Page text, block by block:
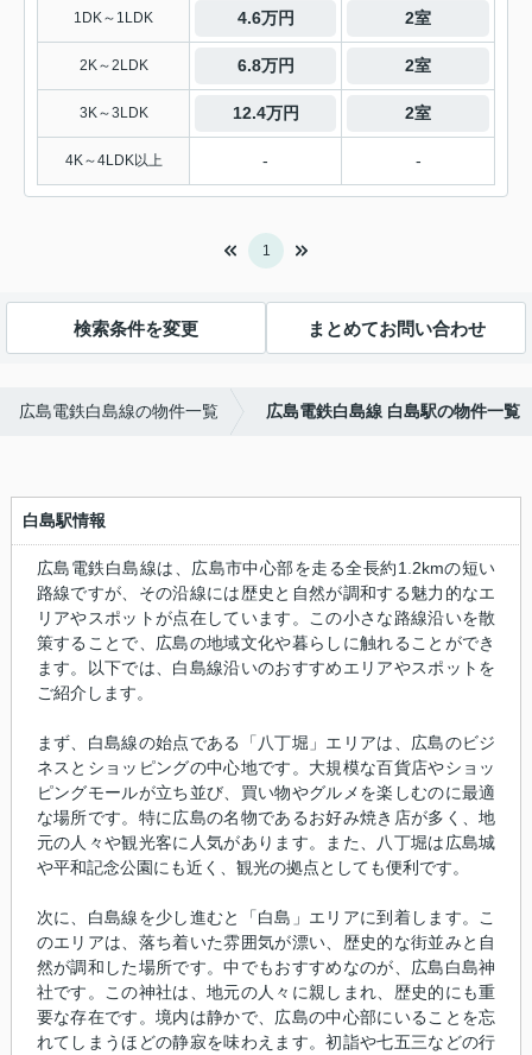
1DK～1LDK 4.6万円 2室
2K～2LDK 6.8万円 2室
3K～3LDK 12.4万円 2室
4K～4LDK以上 - -
1
検索条件を変更 まとめてお問い合わせ
広島電鉄白島線の物件一覧 広島電鉄白島線 白島駅の物件一覧
白島駅情報
広島電鉄白島線は、広島市中心部を走る全長約1.2kmの短い
路線ですが、その沿線には歴史と自然が調和する魅力的なエ
リアやスポットが点在しています。この小さな路線沿いを散
策することで、広島の地域文化や暮らしに触れることができ
ます。以下では、白島線沿いのおすすめエリアやスポットを
ご紹介します。
まず、白島線の始点である「八丁堀」エリアは、広島のビジ
ネスとショッピングの中心地です。大規模な百貨店やショッ
ピングモールが立ち並び、買い物やグルメを楽しむのに最適
な場所です。特に広島の名物であるお好み焼き店が多く、地
元の人々や観光客に人気があります。また、八丁堀は広島城
や平和記念公園にも近く、観光の拠点としても便利です。
次に、白島線を少し進むと「白島」エリアに到着します。こ
のエリアは、落ち着いた雰囲気が漂い、歴史的な街並みと自
然が調和した場所です。中でもおすすめなのが、広島白島神
社です。この神社は、地元の人々に親しまれ、歴史的にも重
要な存在です。境内は静かで、広島の中心部にいることを忘
れてしまうほどの静寂を味わえます。初詣や七五三などの行